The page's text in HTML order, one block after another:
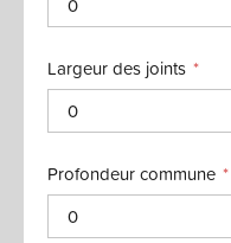
Largeur des joints
Profondeur commune